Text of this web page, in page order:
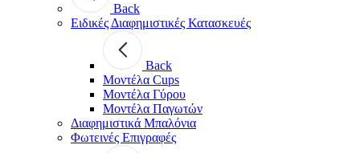
Back
Ειδικές Διαφημιστικές Κατασκευές
Back
Μοντέλα Cups
Μοντέλα Γύρου
Μοντέλα Παγωτών
Διαφημιστικά Μπαλόνια
Φωτεινές Επιγραφές